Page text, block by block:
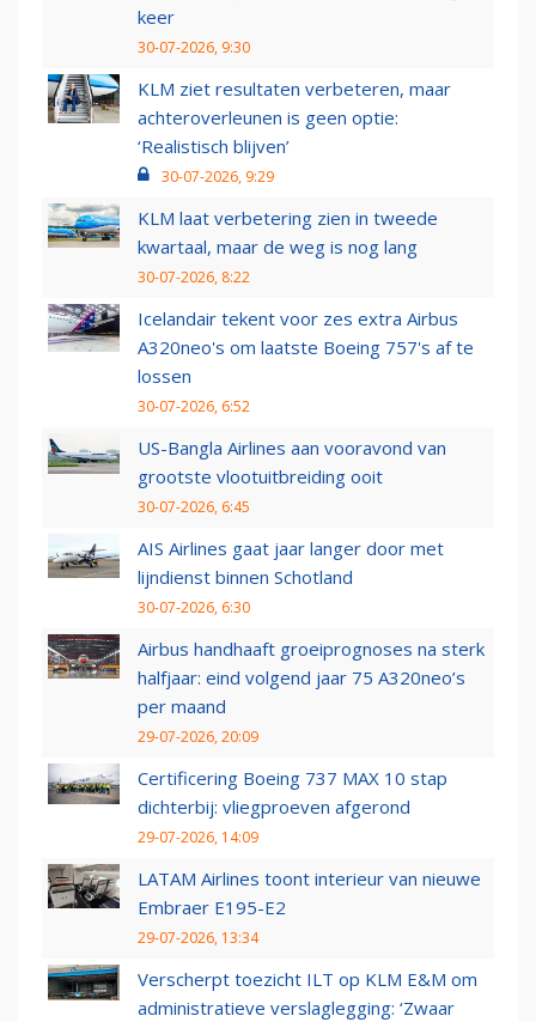
keer
30-07-2026, 9:30
KLM ziet resultaten verbeteren, maar
achteroverleunen is geen optie:
‘Realistisch blijven’
30-07-2026, 9:29
KLM laat verbetering zien in tweede
kwartaal, maar de weg is nog lang
30-07-2026, 8:22
Icelandair tekent voor zes extra Airbus
A320neo's om laatste Boeing 757's af te
lossen
30-07-2026, 6:52
US-Bangla Airlines aan vooravond van
grootste vlootuitbreiding ooit
30-07-2026, 6:45
AIS Airlines gaat jaar langer door met
lijndienst binnen Schotland
30-07-2026, 6:30
Airbus handhaaft groeiprognoses na sterk
halfjaar: eind volgend jaar 75 A320neo’s
per maand
29-07-2026, 20:09
Certificering Boeing 737 MAX 10 stap
dichterbij: vliegproeven afgerond
29-07-2026, 14:09
LATAM Airlines toont interieur van nieuwe
Embraer E195-E2
29-07-2026, 13:34
Verscherpt toezicht ILT op KLM E&M om
administratieve verslaglegging: ‘Zwaar